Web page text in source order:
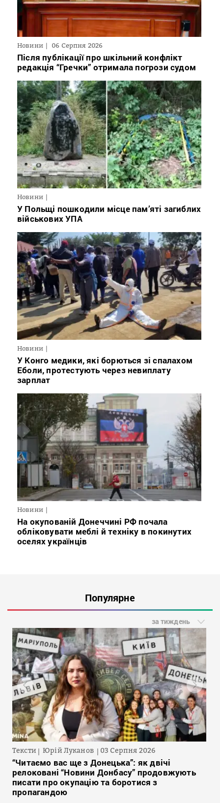
Новини 06 Серпня 2026
Після публікації про шкільний конфлікт
редакція “Гречки” отримала погрози судом
Новини
У Польщі пошкодили місце пам’яті загиблих
військових УПА
Новини
У Конго медики, які борються зі спалахом
Еболи, протестують через невиплату
зарплат
Новини
На окупованій Донеччині РФ почала
обліковувати меблі й техніку в покинутих
оселях українців
Популярне
за тиждень
Тексти Юрій Луканов 03 Серпня 2026
“Читаємо вас ще з Донецька”: як двічі
релоковані “Новини Донбасу” продовжують
писати про окупацію та боротися з
пропагандою